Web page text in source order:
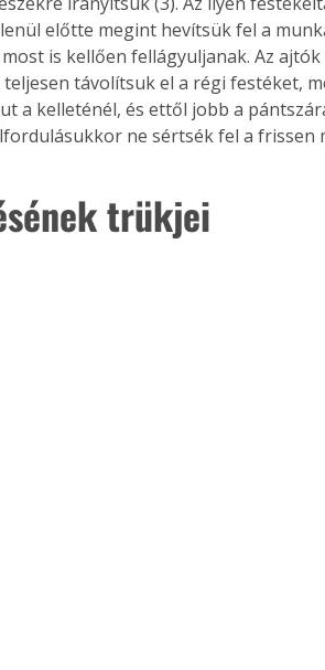
előtte megint hevítsük fel a
is kellően fellágyuljanak. Az ajtók
távolítsuk el a régi festéket,
a kelleténél, és ettől jobb a
ne sértsék fel a frissen
trükjei